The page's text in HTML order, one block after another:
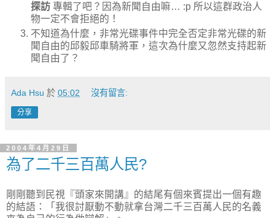
探訪 專輯了吧？因為新聞自由嘛… :p 所以這群政治人
物一定不會拒絕的！
不知道為什麼，非常光碟事件中完全否定非常光碟的新
聞自由的邱毅邱車騎將軍，這次為什麼又忽然支持起新
聞自由了？
Ada Hsu 於 05:02 沒有留言:
分享
2004年4月29日
為了二千三百萬人民?
剛剛聽到民視『頭家來開講』的結尾有個來賓提出一個有趣
的結語：「我很討厭動不動就拿台灣二千三百萬人民的名義